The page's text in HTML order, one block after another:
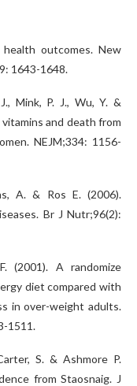
outcomes. New
1643-1648.
Mink, P. J., Wu, Y. &
and death from
NEJM;334: 1156-
A. & Ros E. (2006).
Br J Nutr;96(2):
(2001). A randomize
diet compared with
in over-weight adults.
1511.
S. & Ashmore P.
from Staosnaig. J